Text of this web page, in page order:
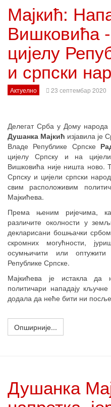
Мајкић:
Вишковића
цијелу
и српски
Актуелно 23 септембар 2020
Делегат Срба у Дому
Душанка Мајкић изјавила је
Владе Републике Српске
цијелу Српску и на
Вишковића није ништа ново.
Српску и цијели српски
свим расположивим
Мајкићева.
Према њеним ријечима,
различите околности у
декларисани бошњачки
скромних могућности,
осумњичити или
Републике Српске.
Мајкићева је истакла
политичари нападају
додала да неће бити ни
Опширније...
Душанка